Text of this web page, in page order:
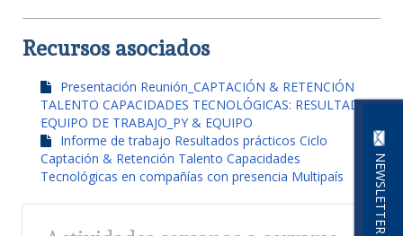
NEWSLETTER
Recursos asociados
Presentación Reunión_CAPTACIÓN & RETENCIÓN
TALENTO CAPACIDADES TECNOLÓGICAS: RESULTADOS
EQUIPO DE TRABAJO_PY & EQUIPO
Informe de trabajo Resultados prácticos Ciclo
Captación & Retención Talento Capacidades
Tecnológicas en compañías con presencia Multipaís